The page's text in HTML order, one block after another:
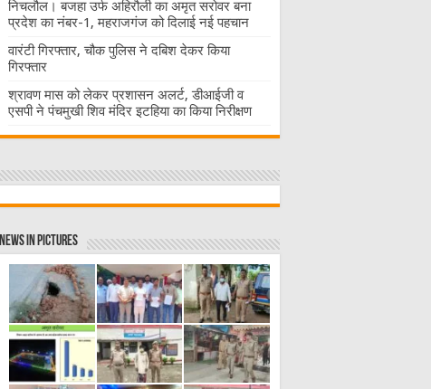
निचलौल। बजहा उर्फ अहिरौली का अमृत सरोवर बना
प्रदेश का नंबर-1, महराजगंज को दिलाई नई पहचान
वारंटी गिरफ्तार, चौक पुलिस ने दबिश देकर किया
गिरफ्तार
श्रावण मास को लेकर प्रशासन अलर्ट, डीआईजी व
एसपी ने पंचमुखी शिव मंदिर इटहिया का किया निरीक्षण
News in Pictures